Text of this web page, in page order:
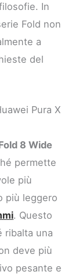
In
Fold non
a
del
Pura X
8 Wide
permette
più
più leggero
. Questo
ribalta una
deve più
pesante e